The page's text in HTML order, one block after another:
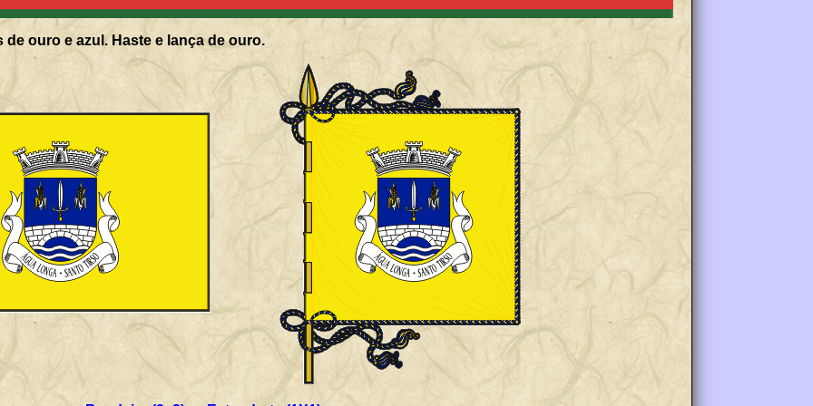
de ouro e azul. Haste e lança de ouro.